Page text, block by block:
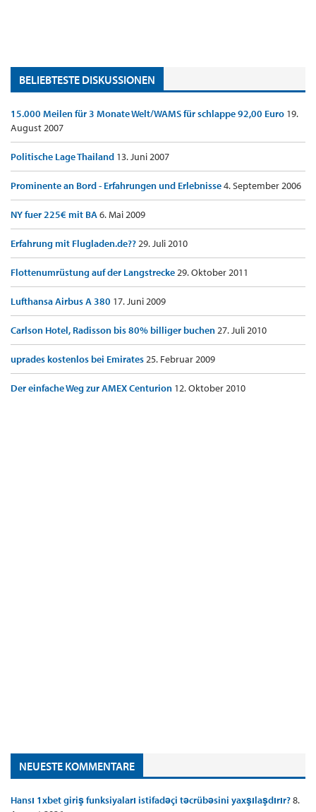
BELIEBTESTE DISKUSSIONEN
15.000 Meilen für 3 Monate Welt/WAMS für schlappe 92,00 Euro 19.
August 2007
Politische Lage Thailand 13. Juni 2007
Prominente an Bord - Erfahrungen und Erlebnisse4. September 2006
NY fuer 225€ mit BA6. Mai 2009
Erfahrung mit Flugladen.de??29. Juli 2010
Flottenumrüstung auf der Langstrecke29. Oktober 2011
Lufthansa Airbus A 380 17. Juni 2009
Carlson Hotel, Radisson bis 80% billiger buchen27. Juli 2010
uprades kostenlos bei Emirates25. Februar 2009
Der einfache Weg zur AMEX Centurion 12. Oktober 2010
NEUESTE KOMMENTARE
Hansı 1xbet giriş funksiyaları istifadəçi təcrübəsini yaxşılaşdırır?8.